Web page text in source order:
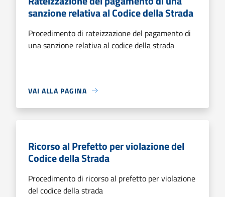
sanzione relativa al Codice della Strada
Procedimento di rateizzazione del pagamento di
una sanzione relativa al codice della strada
VAI ALLA PAGINA
Ricorso al Prefetto per violazione del
Codice della Strada
Procedimento di ricorso al prefetto per violazione
del codice della strada